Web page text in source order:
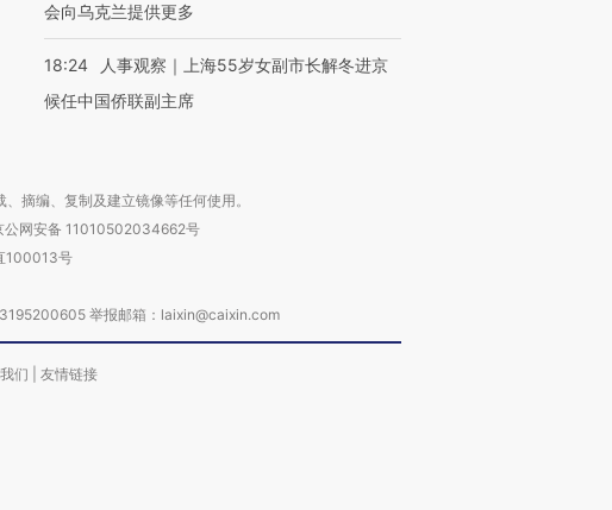
会向乌克兰提供更多
18:24
人事观察｜上海55岁女副市长解冬进京
候任中国侨联副主席
摘编、复制及建立镜像等任何使用。
公网安备 11010502034662号
100013号
举报邮箱：laixin@caixin.com
们 友情链接